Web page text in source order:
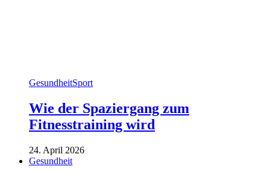
GesundheitSport
Wie der Spaziergang zum
Fitnesstraining wird
24. April 2026
Gesundheit